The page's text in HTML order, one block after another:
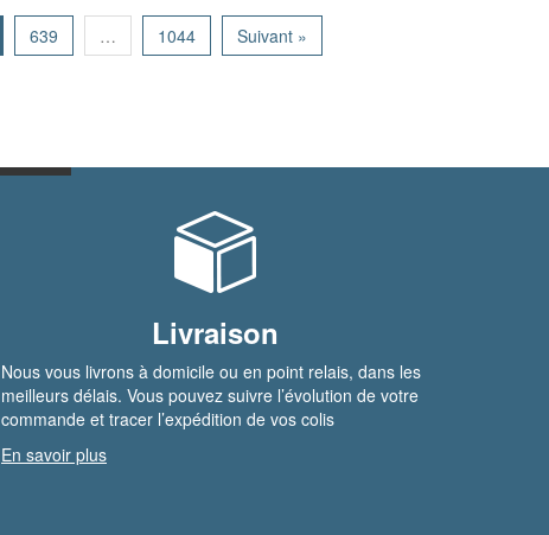
639 … 1044 Suivant »
Livraison
Nous vous livrons à domicile ou en point relais, dans les
meilleurs délais. Vous pouvez suivre l’évolution de votre
commande et tracer l’expédition de vos colis
En savoir plus